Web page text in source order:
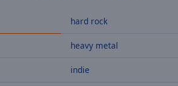
hard rock
heavy metal
indie